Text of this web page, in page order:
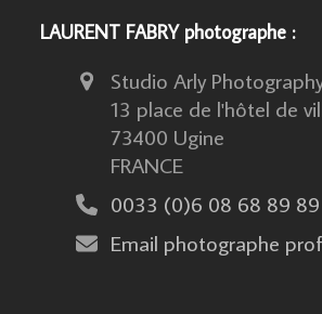
LAURENT FABRY photographe :
Studio Arly
13 place de l'hôtel de
73400 Ugine
FRANCE
0033 (0)6 08 68 89 89
Email photographe